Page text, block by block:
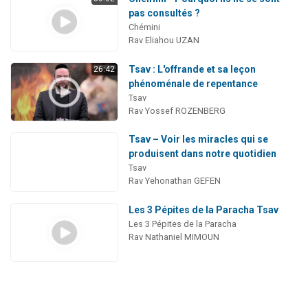
pas consultés ?
Chémini
Rav Eliahou UZAN
26:42
Tsav : L'offrande et sa leçon
phénoménale de repentance
Tsav
Rav Yossef ROZENBERG
Tsav – Voir les miracles qui se
produisent dans notre quotidien
Tsav
Rav Yehonathan GEFEN
Les 3 Pépites de la Paracha Tsav
Les 3 Pépites de la Paracha
Rav Nathaniel MIMOUN